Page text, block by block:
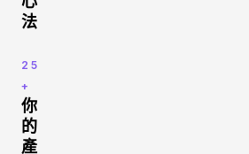
法
25
+
你
的
產